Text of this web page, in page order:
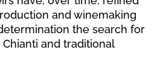
and winemaking
the search for
and traditional